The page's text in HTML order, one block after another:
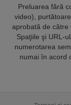
Preluarea fără
video),
aprobată de către
Spaţiile şi URL-
numerotarea
numai în acord